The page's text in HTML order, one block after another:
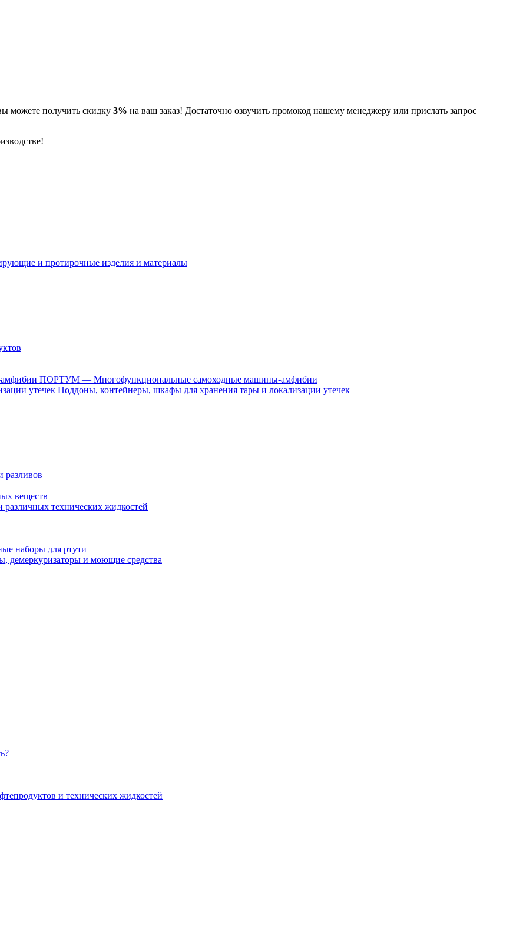
можете получить скидку 3% на ваш заказ! Достаточно озвучить промокод нашему менеджеру или прислать запрос
и протирочные изделия и материалы
ПОРТУМ — Многофункциональные самоходные машины-амфибии
Поддоны, контейнеры, шкафы для хранения тары и локализации утечек
разливов
веществ
технических жидкостей
наборы для ртути
демеркуризаторы и моющие средства
и технических жидкостей